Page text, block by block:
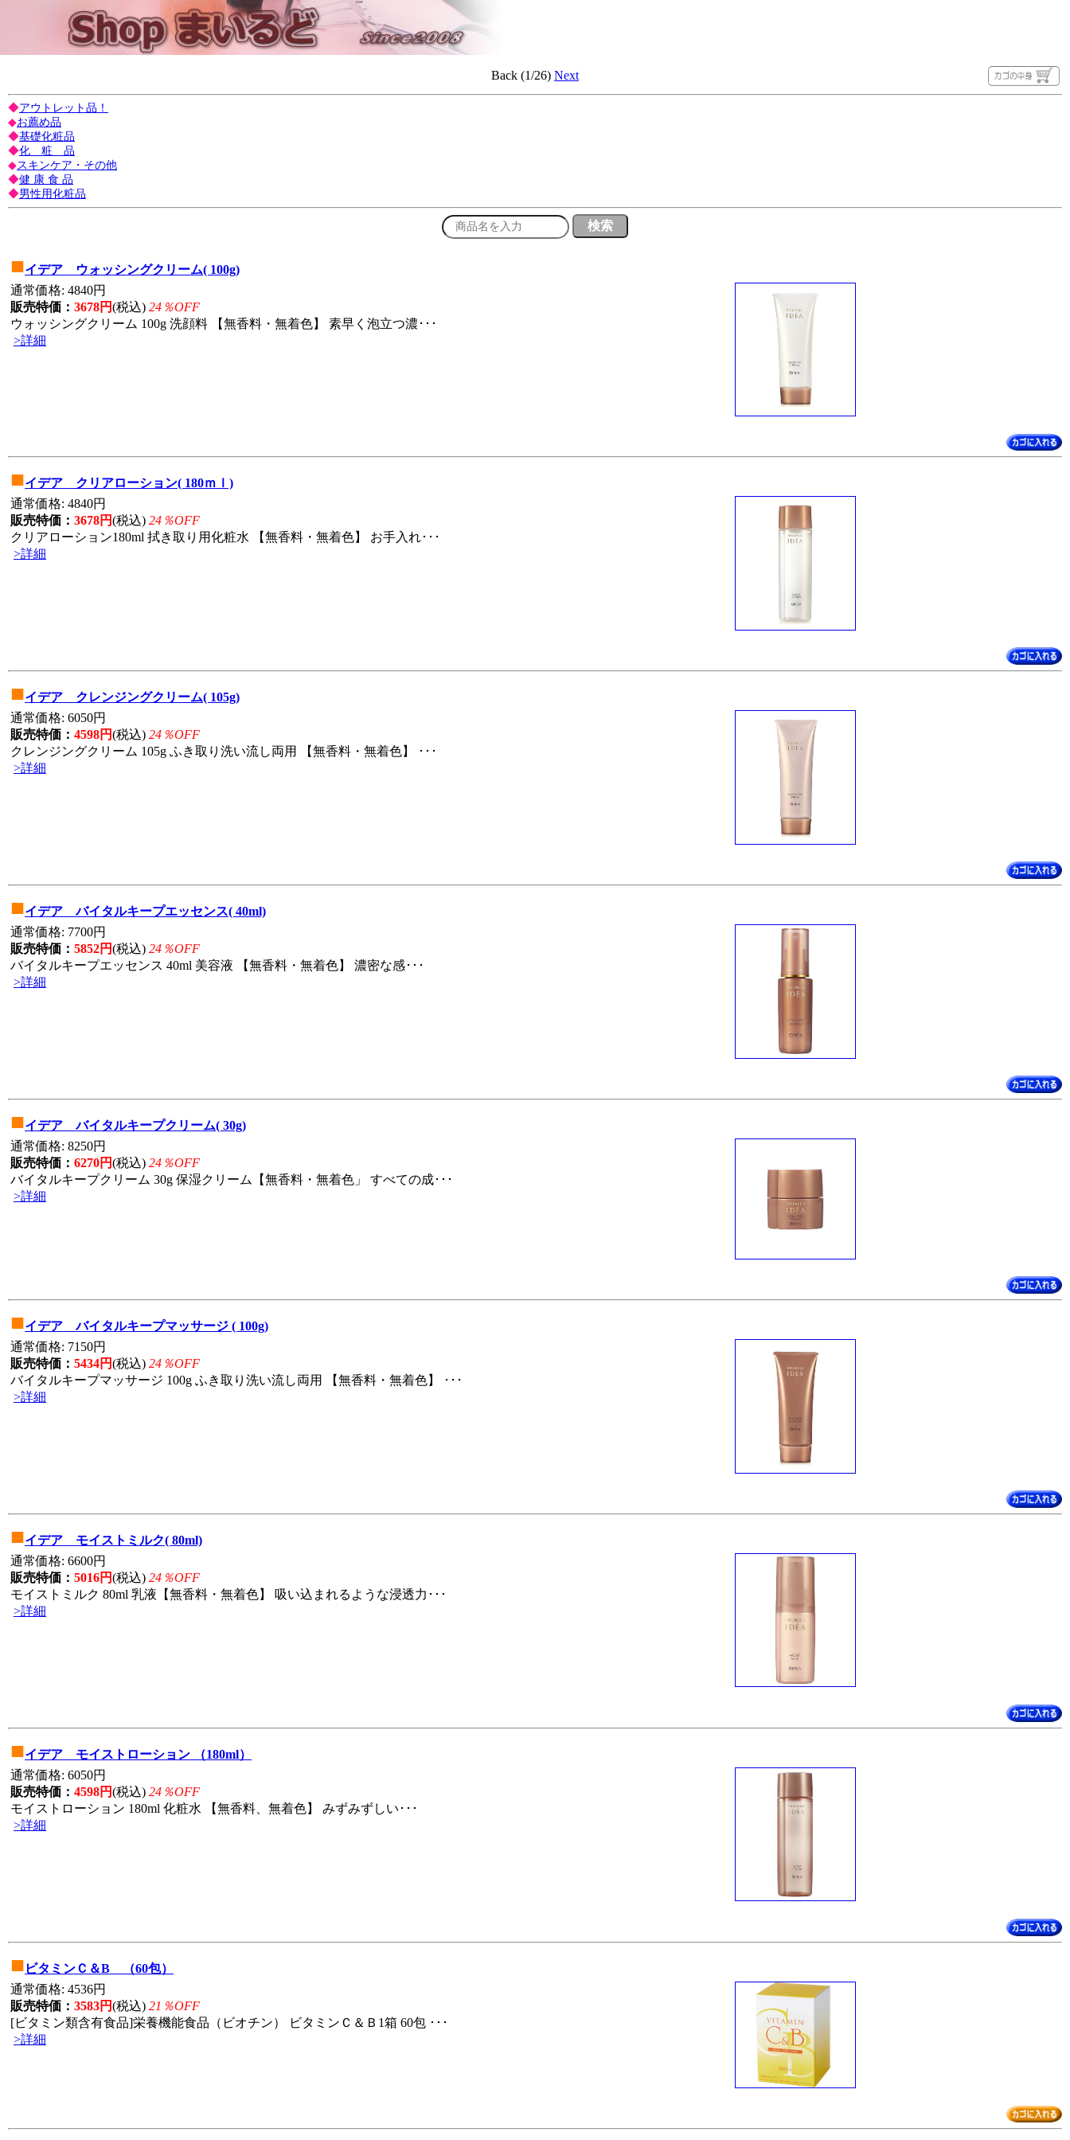
Back (1/26) Next
◆アウトレット品！
◆お薦め品
◆基礎化粧品
◆化 粧 品
◆スキンケア・その他
◆健 康 食 品
◆男性用化粧品
■イデア ウォッシングクリーム( 100g)
通常価格: 4840円
販売特価： 3678円(税込) 24％OFF
ウォッシングクリーム 100g 洗顔料 【無香料・無着色】 素早く泡立つ濃･･･
>詳細
■イデア クリアローション( 180ｍｌ)
通常価格: 4840円
販売特価： 3678円(税込) 24％OFF
クリアローション180ml 拭き取り用化粧水 【無香料・無着色】 お手入れ･･･
>詳細
■イデア クレンジングクリーム( 105g)
通常価格: 6050円
販売特価： 4598円(税込) 24％OFF
クレンジングクリーム 105g ふき取り洗い流し両用 【無香料・無着色】 ･･･
>詳細
■イデア バイタルキープエッセンス( 40ml)
通常価格: 7700円
販売特価： 5852円(税込) 24％OFF
バイタルキープエッセンス 40ml 美容液 【無香料・無着色】 濃密な感･･･
>詳細
■イデア バイタルキープクリーム( 30g)
通常価格: 8250円
販売特価： 6270円(税込) 24％OFF
バイタルキープクリーム 30g 保湿クリーム【無香料・無着色」 すべての成･･･
>詳細
■イデア バイタルキープマッサージ ( 100g)
通常価格: 7150円
販売特価： 5434円(税込) 24％OFF
バイタルキープマッサージ 100g ふき取り洗い流し両用 【無香料・無着色】 ･･･
>詳細
■イデア モイストミルク( 80ml)
通常価格: 6600円
販売特価： 5016円(税込) 24％OFF
モイストミルク 80ml 乳液【無香料・無着色】 吸い込まれるような浸透力･･･
>詳細
■イデア モイストローション （180ml）
通常価格: 6050円
販売特価： 4598円(税込) 24％OFF
モイストローション 180ml 化粧水 【無香料、無着色】 みずみずしい･･･
>詳細
■ ビタミンＣ＆B （60包）
通常価格: 4536円
販売特価： 3583円(税込) 21％OFF
[ビタミン類含有食品]栄養機能食品（ビオチン） ビタミンＣ＆Ｂ1箱 60包 ･･･
>詳細